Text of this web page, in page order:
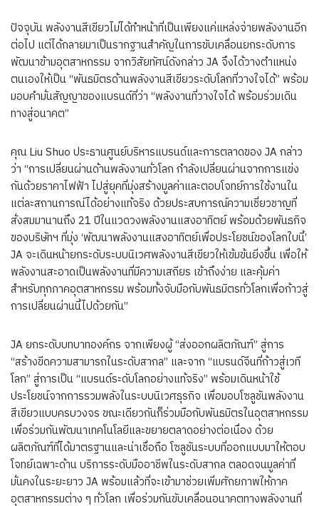
ปัจจุบัน พลังงานสีเขียวไม่ได้ทำหน้าที่เป็นเพียงแค่แหล่งจ่ายพลังงานอีก
ต่อไป แต่ได้กลายมาเป็นรากฐานสำคัญในการขับเคลื่อนยกระดับการ
พัฒนาข้ามอุตสาหกรรม จากวิสัยทัศน์ดังกล่าว JA จึงได้วางตำแหน่ง
ตนเองให้เป็น “พันธมิตรด้านพลังงานสีเขียวระดับโลกที่วางใจได้” พร้อม
มอบคำมั่นสัญญาของแบรนด์ที่ว่า “พลังงานที่วางใจได้ พร้อมร่วมเดิน
ทางสู่อนาคต”
คุณ Liu Shuo ประธานศูนย์บริหารแบรนด์และการตลาดของ JA กล่าว
ว่า “การเปลี่ยนผ่านด้านพลังงานทั่วโลก กำลังเปลี่ยนผ่านจากการแข่ง
กันด้วยราคาไฟฟ้า ไปสู่ยุคที่มุ่งสร้างมูลค่าและตอบโจทย์การใช้งานใน
แต่ละสถานการณ์ได้อย่างแท้จริง ด้วยประสบการณ์ความเชี่ยวชาญที่
สั่งสมมานานถึง 21 ปีในแวดวงพลังงานแสงอาทิตย์ พร้อมด้วยพันธกิจ
ของบริษัทฯ ที่มุ่ง ‘พัฒนาพลังงานแสงอาทิตย์เพื่อประโยชน์ของโลกใบนี้’
JA จะเดินหน้ายกระดับระบบนิเวศพลังงานสีเขียวให้เข้มข้นยิ่งขึ้น เพื่อให้
พลังงานสะอาดเป็นพลังงานที่มีความเสถียร เข้าถึงง่าย และคุ้มค่า
สำหรับทุกภาคอุตสาหกรรม พร้อมทั้งจับมือกับพันธมิตรทั่วโลกเพื่อก้าวสู่
การเปลี่ยนผ่านนี้ไปด้วยกัน”
JA ยกระดับบทบาทองค์กร จากเพียงผู้ “ส่งออกผลิตภัณฑ์” สู่การ
“สร้างขีดความสามารถในระดับสากล” และจาก “แบรนด์จีนที่ก้าวสู่เวที
โลก” สู่การเป็น “แบรนด์ระดับโลกอย่างแท้จริง” พร้อมเดินหน้าใช้
ประโยชน์จากการรวมพลังในระบบนิเวศธุรกิจ เพื่อมอบโซลูชันพลังงาน
สีเขียวแบบครบวงจร ขณะเดียวกันก็ร่วมมือกับพันธมิตรในอุตสาหกรรม
เพื่อร่วมกันพัฒนาเทคโนโลยีและขยายตลาดอย่างต่อเนื่อง ด้วย
ผลิตภัณฑ์ที่ได้มาตรฐานและน่าเชื่อถือ โซลูชันระบบที่ออกแบบมาให้ตอบ
โจทย์เฉพาะด้าน บริการระดับมืออาชีพในระดับสากล ตลอดจนมูลค่าที่
มั่นคงในระยะยาว JA พร้อมแล้วที่จะเข้ามาช่วยเพิ่มศักยภาพให้ภาค
อุตสาหกรรมต่าง ๆ ทั่วโลก เพื่อร่วมกันขับเคลื่อนอนาคตทางพลังงานที่